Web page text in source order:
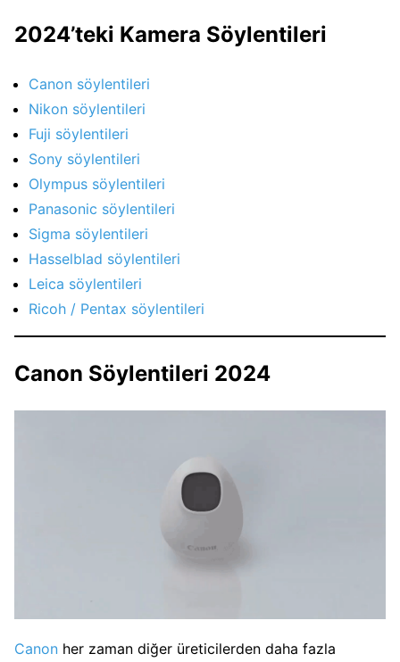
2024’teki Kamera Söylentileri
Canon söylentileri
Nikon söylentileri
Fuji söylentileri
Sony söylentileri
Olympus söylentileri
Panasonic söylentileri
Sigma söylentileri
Hasselblad söylentileri
Leica söylentileri
Ricoh / Pentax söylentileri
Canon Söylentileri 2024
Canon her zaman diğer üreticilerden daha fazla